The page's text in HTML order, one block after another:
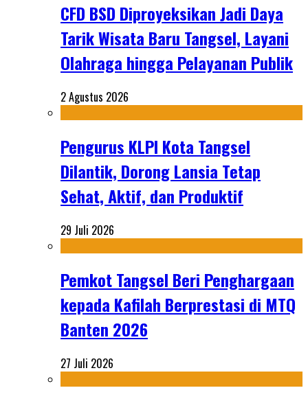
CFD BSD Diproyeksikan Jadi Daya
Tarik Wisata Baru Tangsel, Layani
Olahraga hingga Pelayanan Publik
2 Agustus 2026
Pengurus KLPI Kota Tangsel
Dilantik, Dorong Lansia Tetap
Sehat, Aktif, dan Produktif
29 Juli 2026
Pemkot Tangsel Beri Penghargaan
kepada Kafilah Berprestasi di MTQ
Banten 2026
27 Juli 2026